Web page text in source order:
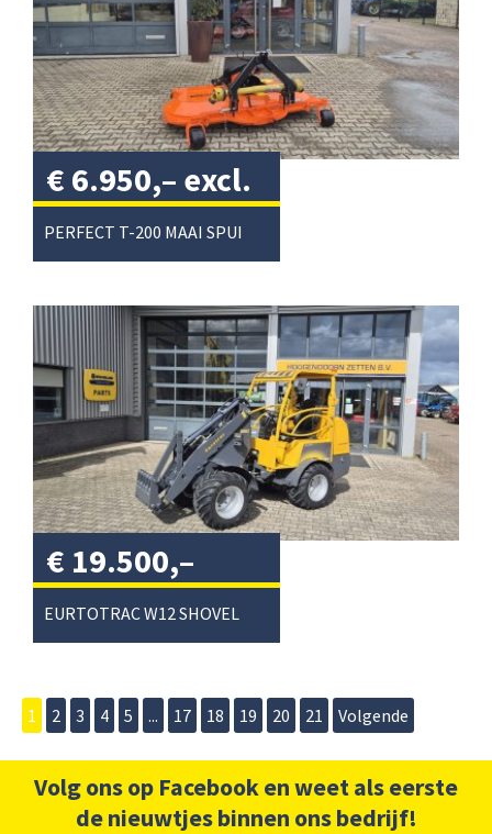
€ 6.950,– excl.
btw/
EURTOTRAC W12 SHOVEL
€ 19.500,–
excl. btw/
1 2 3 4 5 ... 17 18 19 20 21 Volgende
Volg ons op Facebook en weet als eerste
de nieuwtjes binnen ons bedrijf!